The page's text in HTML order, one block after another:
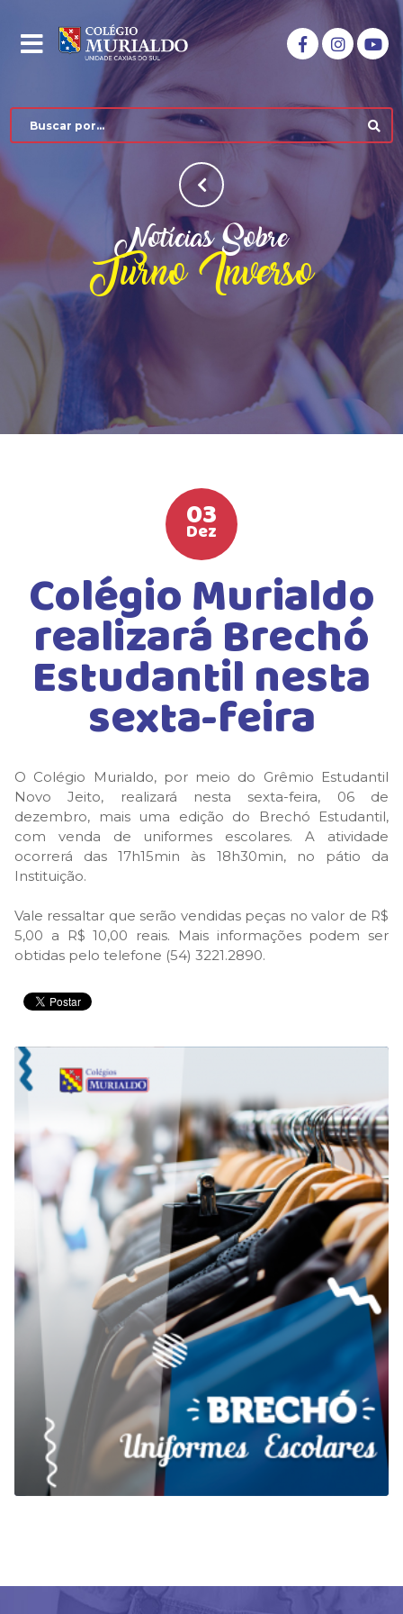
COLÉGIO MURIALDO
NÍVEIS DE ENSINO
HIGH SCHOOL
LISTA DE MATERIAIS
CALENDÁRIO ESCOLAR 2026
GUIA DA FAMÍLIA
BOLETOS BANCÁRIOS
Notícias Sobre
Turno Inverso
03
Dez
Colégio Murialdo
realizará Brechó
Estudantil nesta
sexta-feira
O Colégio Murialdo, por meio do Grêmio Estudantil
Novo Jeito, realizará nesta sexta-feira, 06 de
dezembro, mais uma edição do Brechó Estudantil,
com venda de uniformes escolares. A atividade
ocorrerá das 17h15min às 18h30min, no pátio da
Instituição.
Vale ressaltar que serão vendidas peças no valor de R$
5,00 a R$ 10,00 reais. Mais informações podem ser
obtidas pelo telefone (54) 3221.2890.